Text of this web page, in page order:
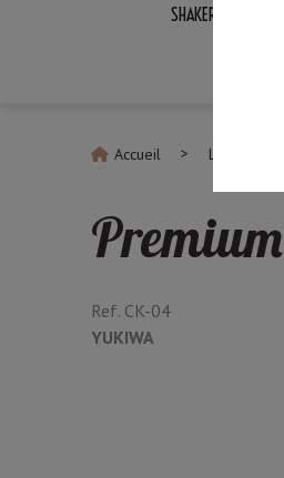
SHAKERS
Accueil Les
Ref. CK-04
YUKIWA